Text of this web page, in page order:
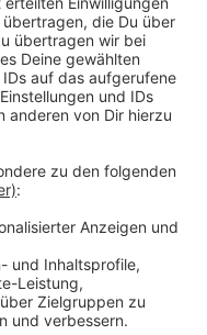
YouTube
laden!
eines
kann
Sie die
um dieses
Im Leben von